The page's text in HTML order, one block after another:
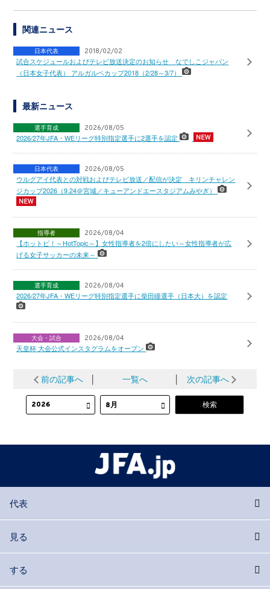
関連ニュース
日本代表 2018/02/02
試合スケジュールおよびテレビ放送決定のお知らせ なでしこジャパン
（日本女子代表） アルガルベカップ2018（2/28～3/7）
最新ニュース
選手育成 2026/08/05
2026/27年JFA・WEリーグ特別指定選手に2選手を認定
日本代表 2026/08/05
ウルグアイ代表との対戦およびテレビ放送／配信が決定 キリンチャレン
ジカップ2026（9.24＠宮城／キューアンドエースタジアムみやぎ）
指導者 2026/08/04
【ホットピ！～HotTopic～】女性指導者を2倍にしたい～女性指導者が広
げる女子サッカーの未来～
選手育成 2026/08/04
2026/27年JFA・WEリーグ特別指定選手に柴田瞳選手（日本大）を認定
大会・試合 2026/08/04
天皇杯 大会公式インスタグラムをオープン
前の記事へ 一覧へ 次の記事へ
代表
見る
する